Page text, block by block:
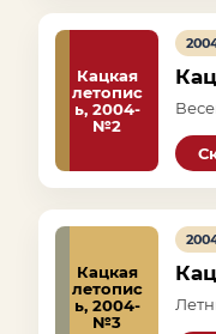
Кацкая
летопис
ь, 2004-
№2
Кацкая
летопис
ь, 2004-
№3